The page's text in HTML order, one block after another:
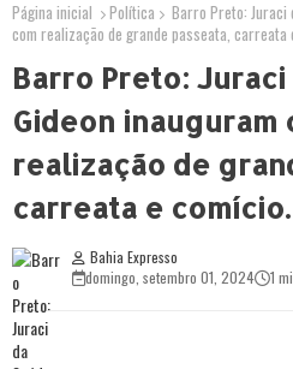
Página inicial Política
Barro Preto: Juraci
com realização de grande passeata, carreata
Barro Preto: Juraci
Gideon inauguram
realização de
carreata e comício.
Bahia Expresso
domingo, setembro 01, 2024
1